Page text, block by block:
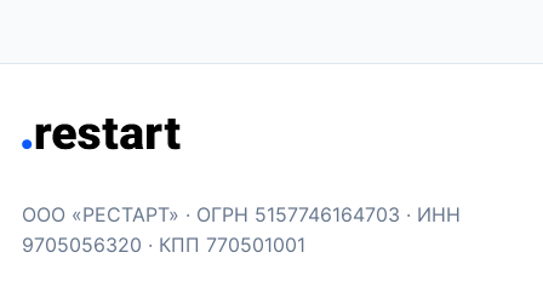
ООО «РЕСТАРТ» · ОГРН 5157746164703 · ИНН
9705056320 · КПП 770501001